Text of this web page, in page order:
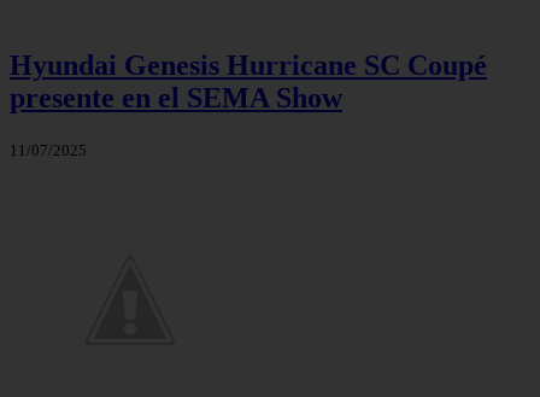
Hyundai Genesis Hurricane SC Coupé
presente en el SEMA Show
11/07/2025